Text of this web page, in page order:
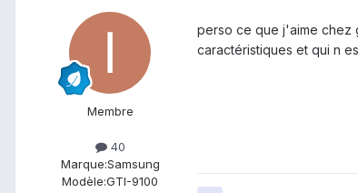
Membre
40
Marque:Samsung
Modèle:GTI-9100
perso ce que j'aime chez
caractéristiques et qui n